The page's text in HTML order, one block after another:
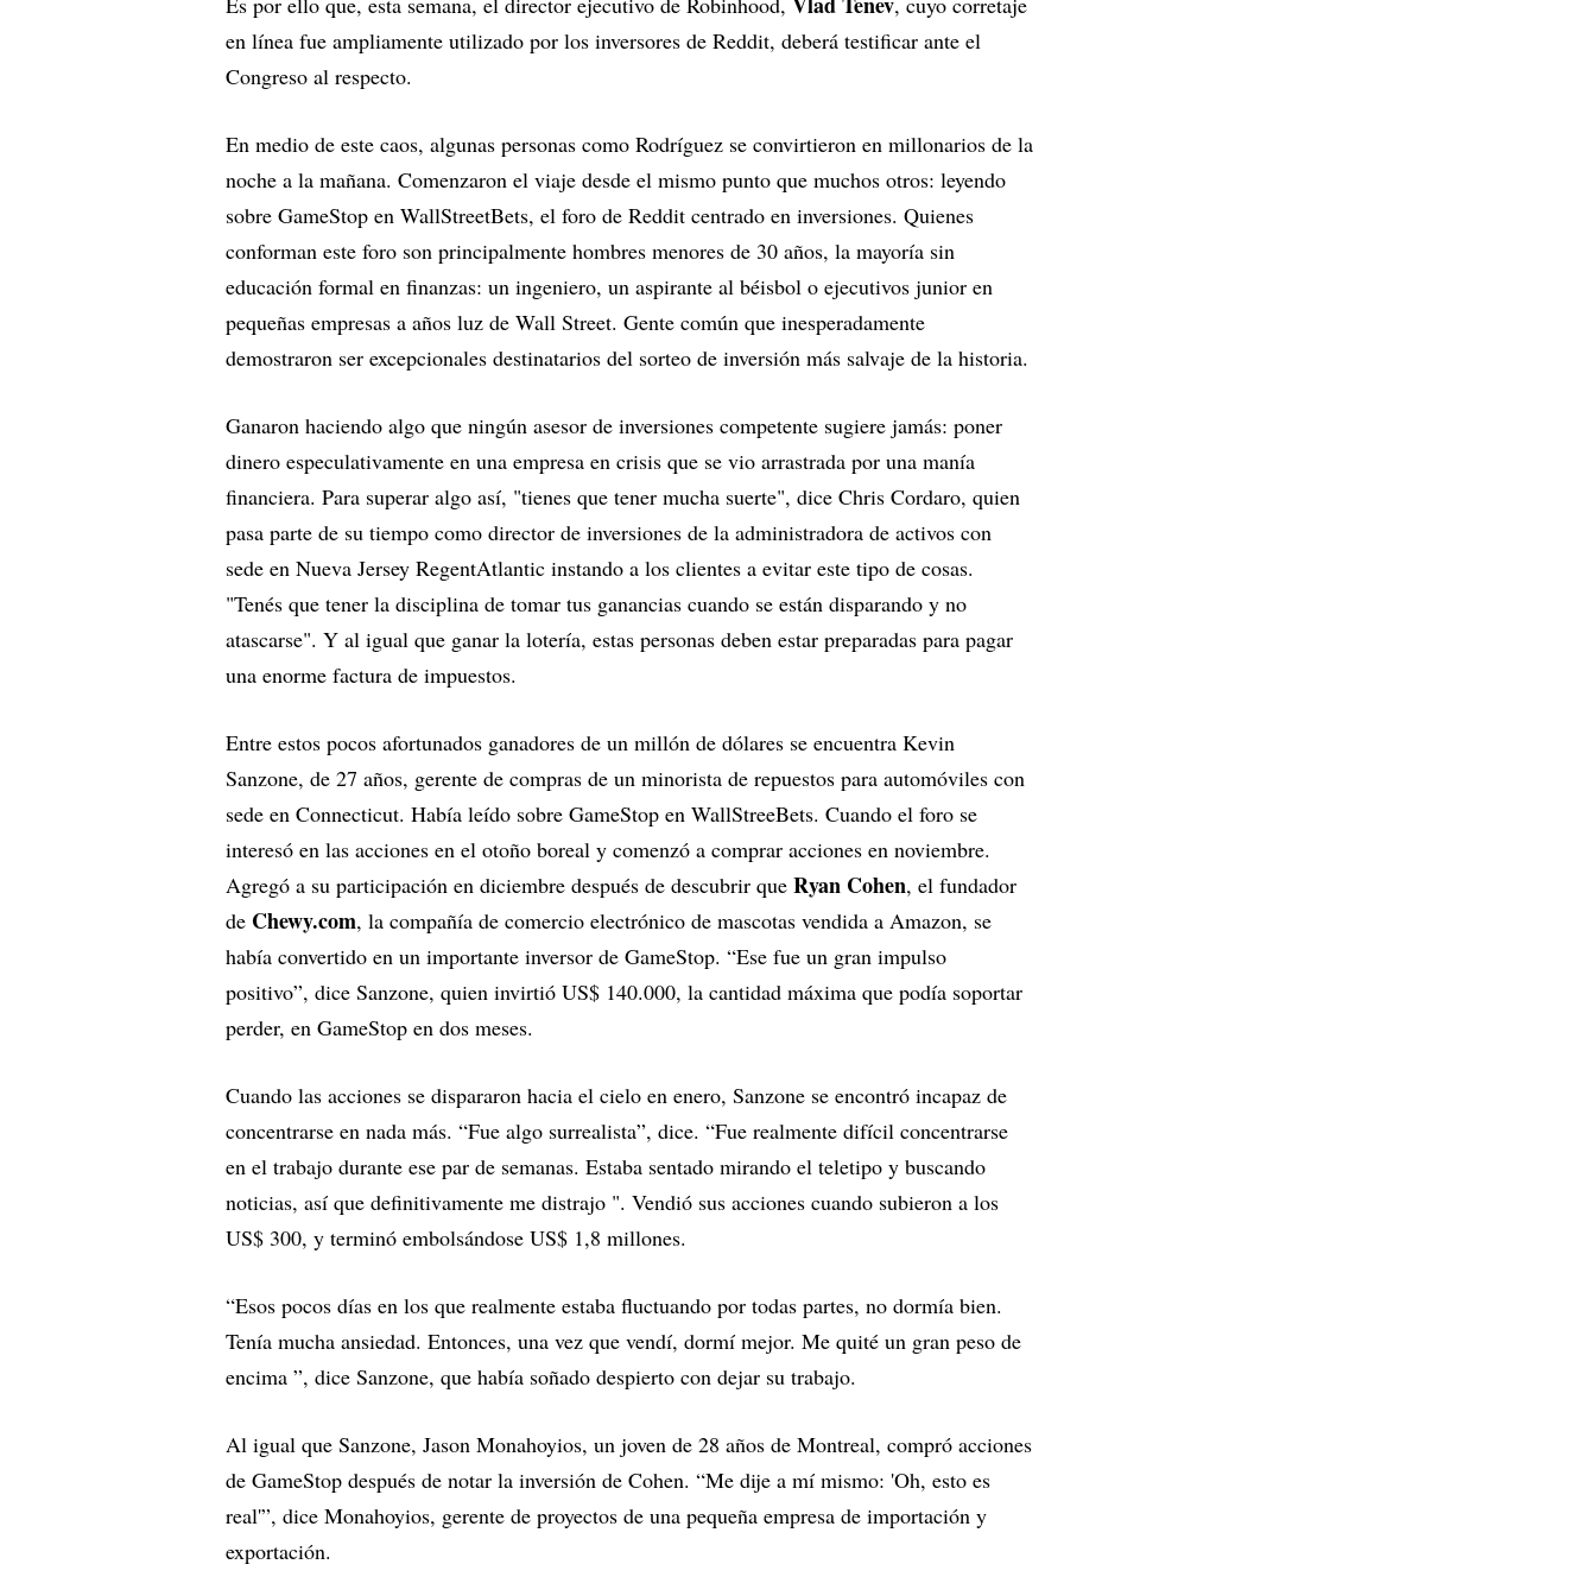
en línea fue ampliamente utilizado por los inversores de Reddit, deberá testificar ante el
Congreso al respecto.
En medio de este caos, algunas personas como Rodríguez se convirtieron en millonarios de la
noche a la mañana. Comenzaron el viaje desde el mismo punto que muchos otros: leyendo
sobre GameStop en WallStreetBets, el foro de Reddit centrado en inversiones. Quienes
conforman este foro son principalmente hombres menores de 30 años, la mayoría sin
educación formal en finanzas: un ingeniero, un aspirante al béisbol o ejecutivos junior en
pequeñas empresas a años luz de Wall Street. Gente común que inesperadamente
demostraron ser excepcionales destinatarios del sorteo de inversión más salvaje de la historia.
Ganaron haciendo algo que ningún asesor de inversiones competente sugiere jamás: poner
dinero especulativamente en una empresa en crisis que se vio arrastrada por una manía
financiera. Para superar algo así, "tienes que tener mucha suerte", dice Chris Cordaro, quien
pasa parte de su tiempo como director de inversiones de la administradora de activos con
sede en Nueva Jersey RegentAtlantic instando a los clientes a evitar este tipo de cosas.
"Tenés que tener la disciplina de tomar tus ganancias cuando se están disparando y no
atascarse". Y al igual que ganar la lotería, estas personas deben estar preparadas para pagar
una enorme factura de impuestos.
Entre estos pocos afortunados ganadores de un millón de dólares se encuentra Kevin
Sanzone, de 27 años, gerente de compras de un minorista de repuestos para automóviles con
sede en Connecticut. Había leído sobre GameStop en WallStreeBets. Cuando el foro se
interesó en las acciones en el otoño boreal y comenzó a comprar acciones en noviembre.
Agregó a su participación en diciembre después de descubrir que Ryan Cohen, el fundador
de Chewy.com, la compañía de comercio electrónico de mascotas vendida a Amazon, se
había convertido en un importante inversor de GameStop. “Ese fue un gran impulso
positivo”, dice Sanzone, quien invirtió US$ 140.000, la cantidad máxima que podía soportar
perder, en GameStop en dos meses.
Cuando las acciones se dispararon hacia el cielo en enero, Sanzone se encontró incapaz de
concentrarse en nada más. “Fue algo surrealista”, dice. “Fue realmente difícil concentrarse
en el trabajo durante ese par de semanas. Estaba sentado mirando el teletipo y buscando
noticias, así que definitivamente me distrajo ". Vendió sus acciones cuando subieron a los
US$ 300, y terminó embolsándose US$ 1,8 millones.
“Esos pocos días en los que realmente estaba fluctuando por todas partes, no dormía bien.
Tenía mucha ansiedad. Entonces, una vez que vendí, dormí mejor. Me quité un gran peso de
encima ”, dice Sanzone, que había soñado despierto con dejar su trabajo.
Al igual que Sanzone, Jason Monahoyios, un joven de 28 años de Montreal, compró acciones
de GameStop después de notar la inversión de Cohen. “Me dije a mí mismo: 'Oh, esto es
real'”, dice Monahoyios, gerente de proyectos de una pequeña empresa de importación y
exportación.